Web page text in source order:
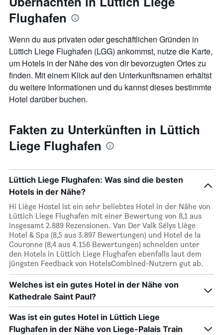
Flughafen
Wenn du aus privaten oder geschäftlichen Gründen in
Lüttich Liege Flughafen (LGG) ankommst, nutze die Karte,
um Hotels in der Nähe des von dir bevorzugten Ortes zu
finden. Mit einem Klick auf den Unterkunftsnamen erhältst
du weitere Informationen und du kannst dieses bestimmte
Hotel darüber buchen.
Fakten zu Unterkünften in Lüttich
Liege Flughafen
Lüttich Liege Flughafen: Was sind die besten
Hotels in der Nähe?
Hi Liège Hostel ist ein sehr beliebtes Hotel in der Nähe von
Lüttich Liege Flughafen mit einer Bewertung von 8,1 aus
insgesamt 2.889 Rezensionen. Van Der Valk Sélys Liège
Hotel & Spa (8,5 aus 3.897 Bewertungen) und Hotel de la
Couronne (8,4 aus 4.156 Bewertungen) schneiden unter
den Hotels in Lüttich Liege Flughafen ebenfalls laut dem
jüngsten Feedback von HotelsCombined-Nutzern gut ab.
Welches ist ein gutes Hotel in der Nähe von
Kathedrale Saint Paul?
Was ist ein gutes Hotel in Lüttich Liege
Flughafen in der Nähe von Liege-Palais Train